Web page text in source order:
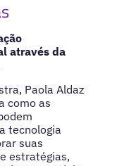
através da
Paola Aldaz
como as
tecnologia
suas
estratégias,